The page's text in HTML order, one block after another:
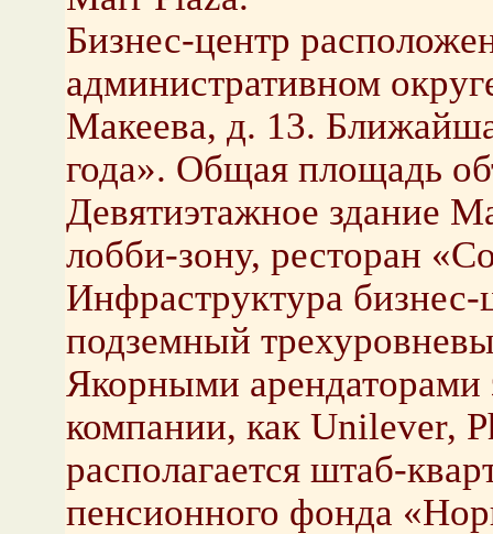
Бизнес-центр
административном
Макеева, д. 13.
года». Общая площадь
Девятиэтажное здание
лобби-зону, ресторан
Инфраструктура бизнес-
подземный
Якорными арендаторами
компании, как Unilever,
располагается штаб-
пенсионного фонда